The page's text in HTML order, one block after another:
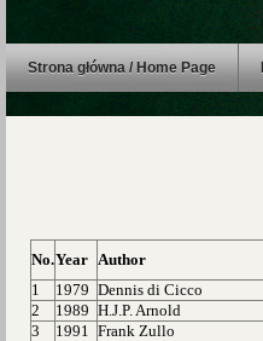
Strona główna / Home Page
No.Year Author
1
1979 Dennis di Cicco
2
1989 H.J.P. Arnold
3
1991 Frank Zullo